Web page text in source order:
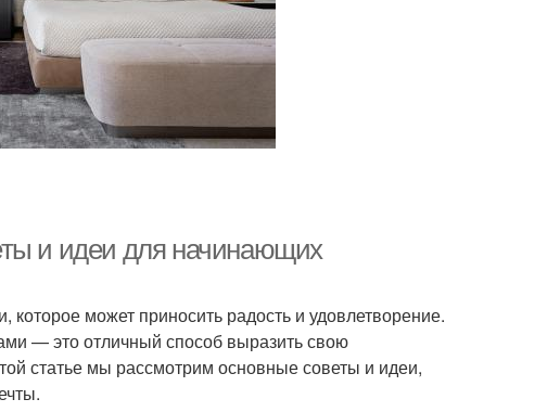
и идеи для начинающих
может приносить радость и удовлетворение.
— это отличный способ выразить свою
статье мы рассмотрим основные советы и идеи,